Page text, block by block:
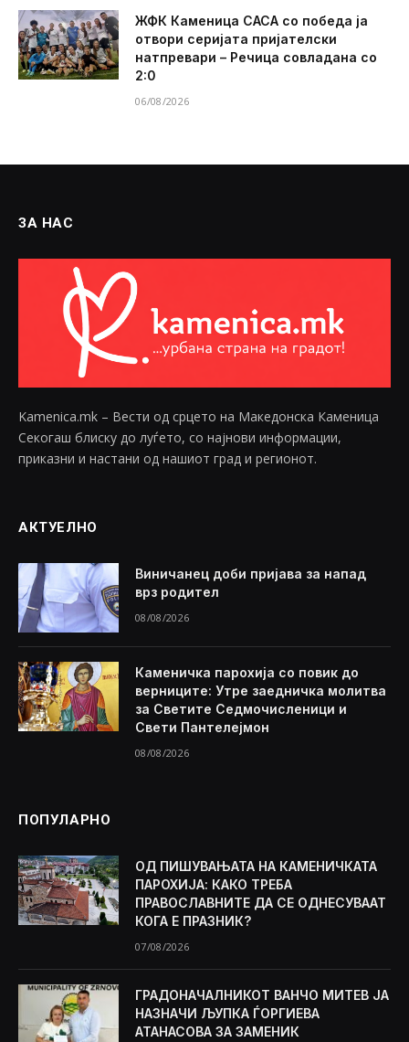
ЖФК Каменица САСА со победа ја
отвори серијата пријателски
натпревари – Речица совладана со
2:0
06/08/2026
ЗА НАС
Kamenica.mk – Вести од срцето на Македонска Каменица
Секогаш блиску до луѓето, со најнови информации,
приказни и настани од нашиот град и регионот.
АКТУЕЛНО
Виничанец доби пријава за напад
врз родител
08/08/2026
Каменичка парохија со повик до
верниците: Утре заедничка молитва
за Светите Седмочисленици и
Свети Пантелејмон
08/08/2026
ПОПУЛАРНО
ОД ПИШУВАЊАТА НА КАМЕНИЧКАТА
ПАРОХИЈА: КАКО ТРЕБА
ПРАВОСЛАВНИТЕ ДА СЕ ОДНЕСУВААТ
КОГА Е ПРАЗНИК?
07/08/2026
ГРАДОНАЧАЛНИКОТ ВАНЧО МИТЕВ ЈА
НАЗНАЧИ ЉУПКА ЃОРГИЕВА
АТАНАСОВА ЗА ЗАМЕНИК